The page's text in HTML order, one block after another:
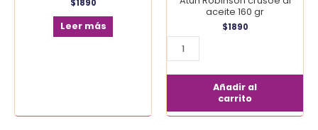
$1890
Leer más
aceite 160 gr
$1890
gr
cantidad
Añadir al
carrito